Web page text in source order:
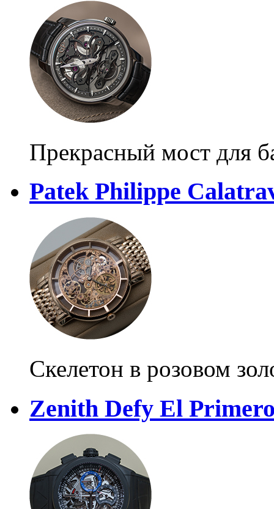
Прекрасный мост для
Patek Philippe
Скелетон в розовом
Zenith Defy El